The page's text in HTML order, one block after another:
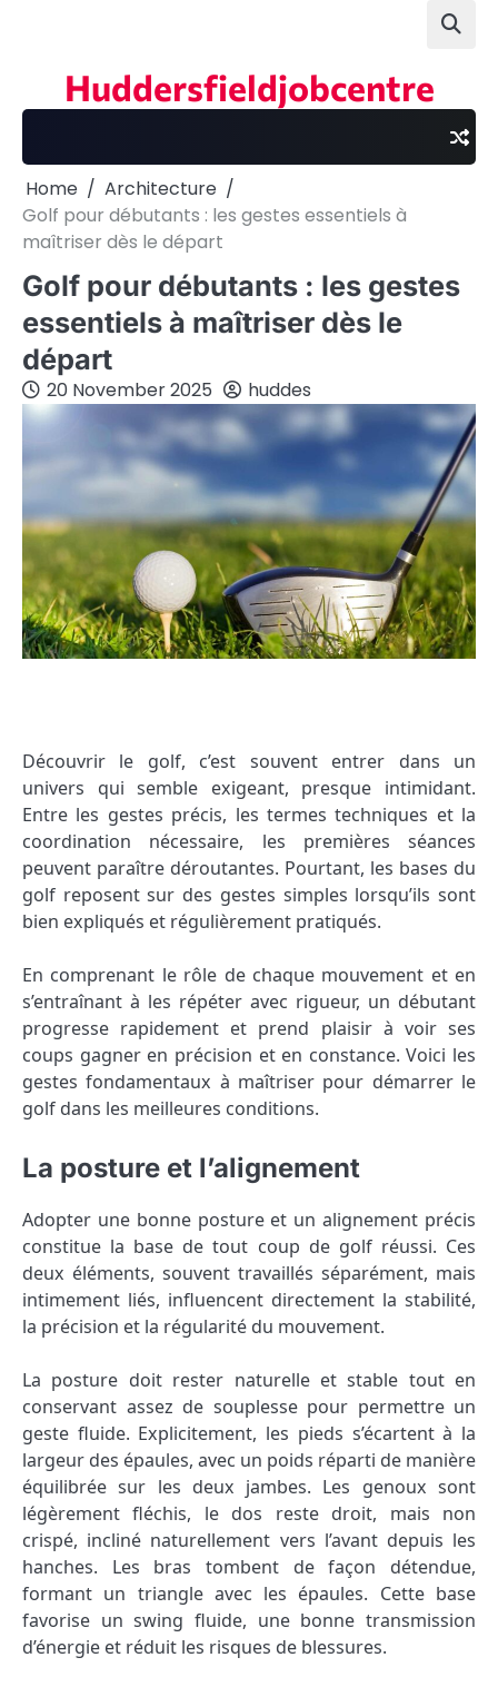
Huddersfieldjobcentre
Home
Architecture
Golf pour débutants : les gestes essentiels à
maîtriser dès le départ
Golf pour débutants : les gestes
essentiels à maîtriser dès le
départ
20 November 2025 huddes
Découvrir le golf, c’est souvent entrer dans un
univers qui semble exigeant, presque intimidant.
Entre les gestes précis, les termes techniques et la
coordination nécessaire, les premières séances
peuvent paraître déroutantes. Pourtant, les bases du
golf reposent sur des gestes simples lorsqu’ils sont
bien expliqués et régulièrement pratiqués.
En comprenant le rôle de chaque mouvement et en
s’entraînant à les répéter avec rigueur, un débutant
progresse rapidement et prend plaisir à voir ses
coups gagner en précision et en constance. Voici les
gestes fondamentaux à maîtriser pour démarrer le
golf dans les meilleures conditions.
La posture et l’alignement
Adopter une bonne posture et un alignement précis
constitue la base de tout coup de golf réussi. Ces
deux éléments, souvent travaillés séparément, mais
intimement liés, influencent directement la stabilité,
la précision et la régularité du mouvement.
La posture doit rester naturelle et stable tout en
conservant assez de souplesse pour permettre un
geste fluide. Explicitement, les pieds s’écartent à la
largeur des épaules, avec un poids réparti de manière
équilibrée sur les deux jambes. Les genoux sont
légèrement fléchis, le dos reste droit, mais non
crispé, incliné naturellement vers l’avant depuis les
hanches. Les bras tombent de façon détendue,
formant un triangle avec les épaules. Cette base
favorise un swing fluide, une bonne transmission
d’énergie et réduit les risques de blessures.